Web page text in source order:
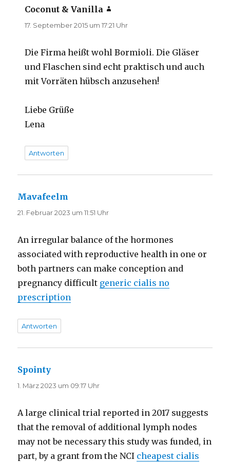
Coconut & Vanilla
17. September 2015 um 17:21 Uhr
Die Firma heißt wohl Bormioli. Die Gläser
und Flaschen sind echt praktisch und auch
mit Vorräten hübsch anzusehen!
Liebe Grüße
Lena
Antworten
Mavafeelm
21. Februar 2023 um 11:51 Uhr
An irregular balance of the hormones
associated with reproductive health in one or
both partners can make conception and
pregnancy difficult generic cialis no
prescription
Antworten
Spointy
1. März 2023 um 09:17 Uhr
A large clinical trial reported in 2017 suggests
that the removal of additional lymph nodes
may not be necessary this study was funded, in
part, by a grant from the NCI cheapest cialis